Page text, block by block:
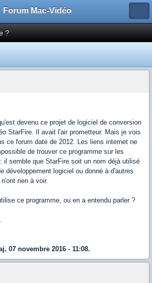
Forum Mac-Vidéo
?
devenu ce projet de logiciel de conversion
StarFire. Il avait l'air prometteur. Mais je vois
ce forum date de 2012. Les liens internet ne
de trouver ce programme sur les
il semble que StarFire soit un nom déjà utilisé
développement logiciel ou donné à d'autres
rien à voir.
ce programme, ou en a entendu parler ?
07 novembre 2016 - 11:08.